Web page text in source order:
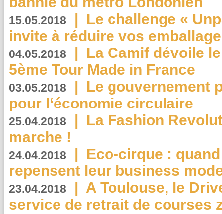
15.05.2018 | Le challenge «
invite à réduire vos
04.05.2018 | La Camif dévoile
5ème Tour Made in France
03.05.2018 | Le gouvernement
pour l‘économie circulaire
25.04.2018 | La Fashion
marche !
24.04.2018 | Eco-cirque :
repensent leur business
23.04.2018 | A Toulouse, le
service de retrait de courses